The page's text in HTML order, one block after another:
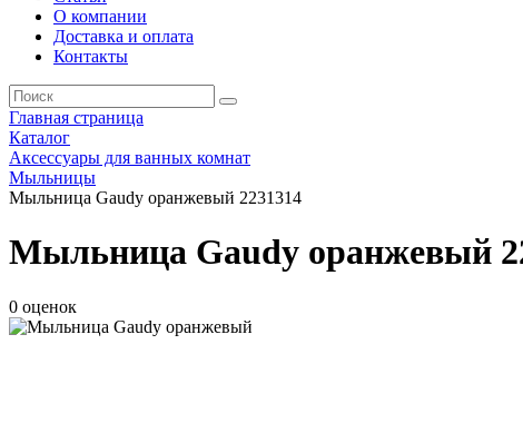
О компании
Доставка и оплата
Контакты
Главная страница
Каталог
Аксессуары для ванных комнат
Мыльницы
Мыльница Gaudy оранжевый 2231314
Мыльница Gaudy оранжевый
0 оценок